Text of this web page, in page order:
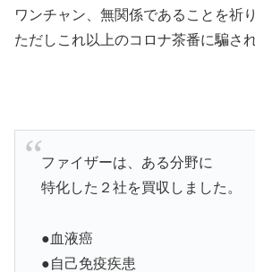
ワンチャン、無関係であることを祈り
ただしこれ以上のコロナ茶番に騙さ
ファイザーは、ある分野に
特化した２社を買収しました。
●血液癌
●自己免疫疾患